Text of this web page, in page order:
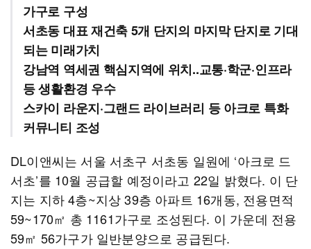
가구로 구성
서초동 대표 재건축 5개 단지의 마지막 단지로 기대
되는 미래가치
강남역 역세권 핵심지역에 위치..교통·학군·인프라
등 생활환경 우수
스카이 라운지·그랜드 라이브러리 등 아크로 특화
커뮤니티 조성
DL이앤씨는 서울 서초구 서초동 일원에 ‘아크로 드
서초’를 10월 공급할 예정이라고 22일 밝혔다. 이 단
지는 지하 4층~지상 39층 아파트 16개동, 전용면적
59~170㎡ 총 1161가구로 조성된다. 이 가운데 전용
59㎡ 56가구가 일반분양으로 공급된다.